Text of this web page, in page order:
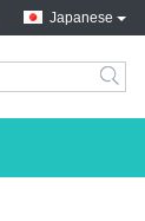
Japanese